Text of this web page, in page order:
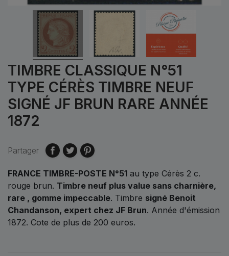
TIMBRE CLASSIQUE N°51
TYPE CÉRÈS TIMBRE NEUF
SIGNÉ JF BRUN RARE ANNÉE
1872
Partager
FRANCE TIMBRE-POSTE N°51 au type Cérès 2 c.
rouge brun. Timbre neuf plus value sans charnière,
rare , gomme impeccable. Timbre signé Benoit
Chandanson, expert chez JF Brun. Année d'émission
1872. Cote de plus de 200 euros.